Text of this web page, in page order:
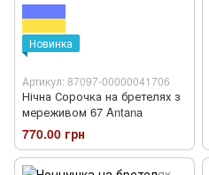
Новинка
Артикул: 87097-00000041706
Нічна Сорочка на бретелях з
мереживом 67 Antana
770.00 грн